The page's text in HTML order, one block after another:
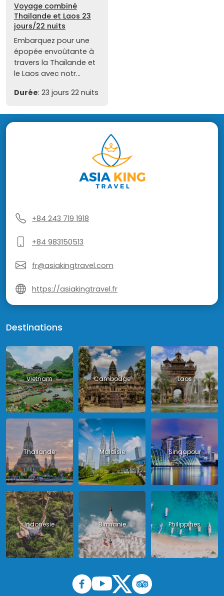
Voyage combiné
Thailande et Laos 23
jours/22 nuits
Embarquez pour une
épopée envoûtante à
travers la Thaïlande et
le Laos avec notr...
Durée: 23 jours 22 nuits
+84 243 719 1918
+84 983150513
fr@asiakingtravel.com
https://asiakingtravel.fr
Destinations
Vietnam Cambodge Laos
Thailande Malaisie Singapour
Indonésie Birmanie Philippines